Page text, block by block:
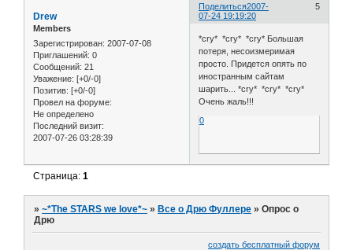
Поделиться 5
2007-
07-24 19:19:20
Drew
Members
Зарегистрирован: 2007-07-08
Приглашений: 0
Сообщений: 21
Уважение: [+0/-0]
Позитив: [+0/-0]
Провел на форуме:
Не определено
Последний визит:
2007-07-26 03:28:39
*cry* *cry* *cry* Большая
потеря, несоизмеримая
просто. Придется опять по
иностранным сайтам
шарить... *cry* *cry* *cry*
Очень жаль!!!
0
Страница:1
»~*The STARS we love*~ »Все о Дрю Фуллере »Опрос о
Дрю
создать бесплатный форум